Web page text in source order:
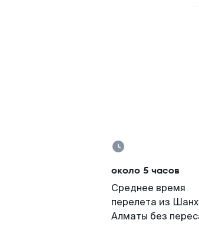
около 5 часов
Среднее время
перелета из
Алматы без